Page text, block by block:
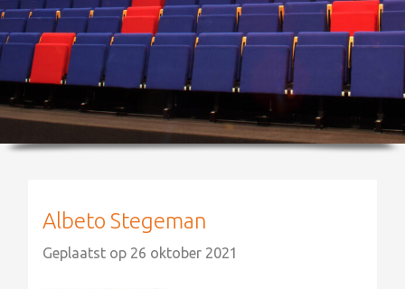
sport
grand café
zakelijk
over ons
Albeto Stegeman
Geplaatst op 26 oktober 2021